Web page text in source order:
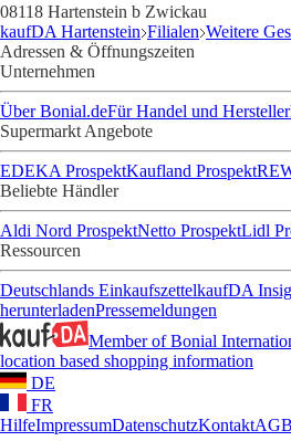
08118 Hartenstein b Zwickau
kaufDA Hartenstein Filialen Weitere
Adressen & Öffnungszeiten
Unternehmen
Über Bonial.deFür Handel und Hersteller
Supermarkt Angebote
EDEKA ProspektKaufland Prospekt
Beliebte Händler
Aldi Nord ProspektNetto ProspektLidl
Ressourcen
Deutschlands EinkaufszettelkaufDA
herunterladenPressemeldungen
Member of Bonial
location based shopping information
DE
FR
HilfeImpressumDatenschutzKontaktAGB